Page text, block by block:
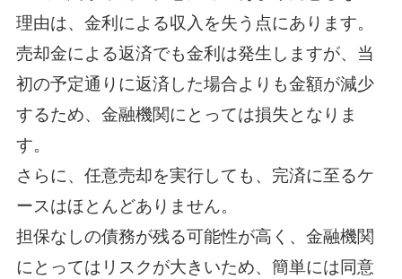
理由は、金利による収入を失う点にあります。
売却金による返済でも金利は発生しますが、当
初の予定通りに返済した場合よりも金額が減少
するため、金融機関にとっては損失となりま
す。
さらに、任意売却を実行しても、完済に至るケ
ースはほとんどありません。
担保なしの債務が残る可能性が高く、金融機関
にとってはリスクが大きいため、簡単には同意